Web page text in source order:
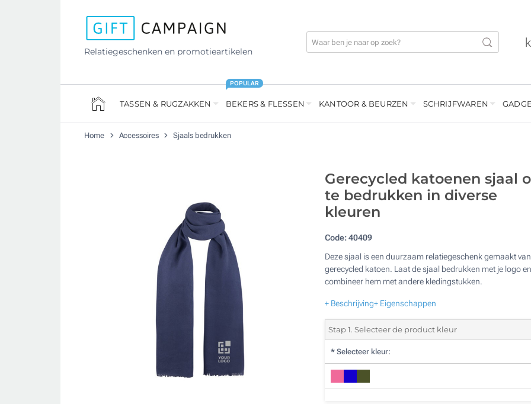
Relatiegeschenken en promotieartikelen
TASSEN & RUGZAKKEN BEKERS & FLESSEN
POPULAR
KANTOOR & BEURZEN SCHRIJFWAREN
Home Accessoires Sjaals bedrukken
Gerecycled katoenen sjaal
te bedrukken in diverse
kleuren
Code:40409
Deze sjaal is een duurzaam relatiegeschenk gemaakt van
gerecycled katoen. Laat de sjaal bedrukken met je logo en
combineer hem met andere kledingstukken.
+ Beschrijving+ Eigenschappen
Stap 1. Selecteer de product kleur
* Selecteer kleur: